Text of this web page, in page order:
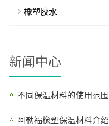
橡塑胶水
新闻中心
不同保温材料的使用范围
阿勒福橡塑保温材料介绍